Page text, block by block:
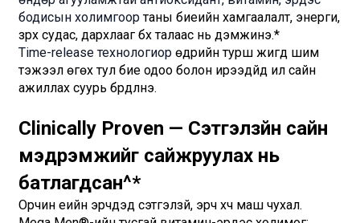
бодисын холимгоор таны биеийн хамгаалалт, энерги,
зүрх судас, дархлааг бүх талаас нь дэмжинэ.*
Time-release технологиор өдрийн турш жигд шим
тэжээл өгөх тул бие одоо болон ирээдүйд илүү сайн
ажиллах суурь бүрдүүлнэ.
Clinically Proven — Сэтгэлзүйн сайн
мэдрэмжийг сайжруулах нь
батлагдсан^*
Орчин үеийн эрчүүдэд сэтгэлзүй, эрч хүч маш чухал.